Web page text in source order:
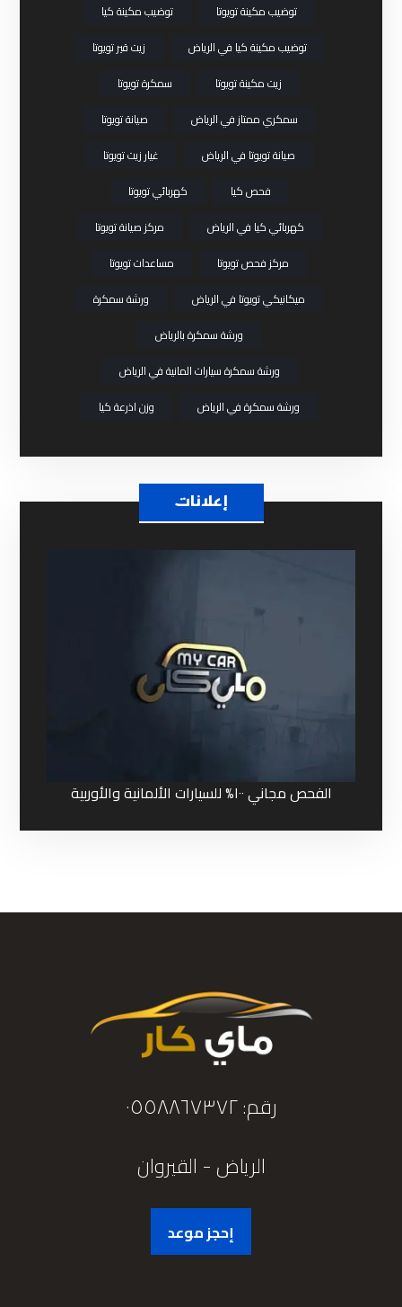
توضيب مكينة تويوتا
توضيب مكينة كيا
توضيب مكينة كيا في الرياض
زيت قير تويوتا
زيت مكينة تويوتا
سمكرة تويوتا
سمكري ممتاز في الرياض
صيانة تويوتا
صيانة تويوتا في الرياض
غيار زيت تويوتا
فحص كيا
كهربائي تويوتا
كهربائي كيا في الرياض
مركز صيانة تويوتا
مركز فحص تويوتا
مساعدات تويوتا
ميكانيكي تويوتا في الرياض
ورشة سمكرة
ورشة سمكرة بالرياض
ورشة سمكرة سيارات المانية في الرياض
ورشة سمكرة في الرياض
وزن اذرعة كيا
إعلانات
الفحص مجاني ١٠٠% للسيارات الألمانية والأوربية
رقم: ٠٥٥٨٨٦٧٣٧٢
الرياض - القيروان
إحجز موعد